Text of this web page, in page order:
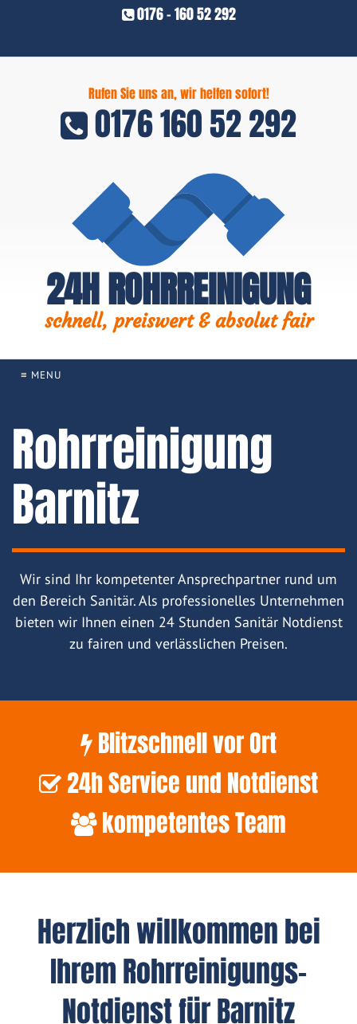
0176 - 160 52 292
Rufen Sie uns an, wir helfen sofort!
0176 160 52 292
24H ROHRREINIGUNG
schnell, preiswert & absolut fair
≡ MENU
Rohrreinigung
Barnitz
Wir sind Ihr kompetenter Ansprechpartner rund um
den Bereich Sanitär. Als professionelles Unternehmen
bieten wir Ihnen einen 24 Stunden Sanitär Notdienst
zu fairen und verlässlichen Preisen.
Blitzschnell vor Ort
24h Service und Notdienst
kompetentes Team
Herzlich willkommen bei
Ihrem Rohrreinigungs-
Notdienst für Barnitz